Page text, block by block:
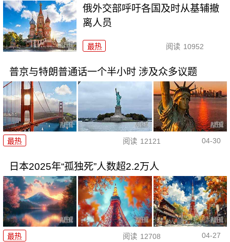
俄外交部呼吁各国及时从基辅撤
离人员
最热 阅读 10952
普京与特朗普通话一个半小时 涉及众多议题
最热 阅读 12121 04-30
日本2025年“孤独死”人数超2.2万人
最热 阅读 12708 04-27